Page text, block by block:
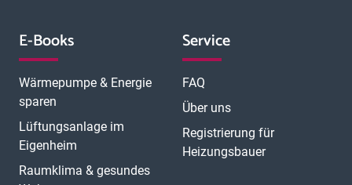
E-Books
Wärmepumpe & Energie
sparen
Lüftungsanlage im
Eigenheim
Raumklima & gesundes
Service
FAQ
Über uns
Registrierung für
Heizungsbauer